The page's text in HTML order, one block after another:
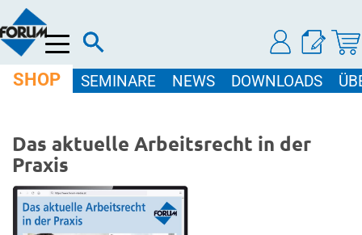
Menü
SHOP SEMINARE NEWS DOWNLOADS
Das aktuelle Arbeitsrecht in der
Praxis